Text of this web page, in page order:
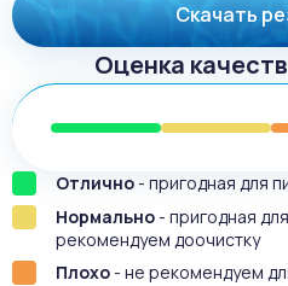
Скачать
Оценка
Отлично- пригодная для
Нормально- пригодная
рекомендуем доочистку
Плохо- не рекомендуем